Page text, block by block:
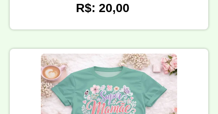
R$: 20,00